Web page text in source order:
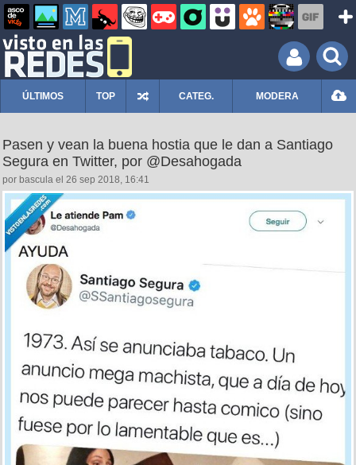
ÚLTIMOS TOP CATEG. MODERA
Pasen y vean la buena hostia que le dan a Santiago
Segura en Twitter, por @Desahogada
por bascula el 26 sep 2018, 16:41